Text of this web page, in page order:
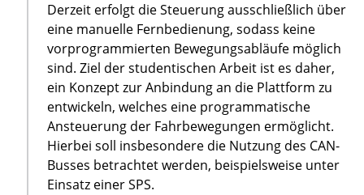
Derzeit erfolgt die Steuerung ausschließlich über
eine manuelle Fernbedienung, sodass keine
vorprogrammierten Bewegungsabläufe möglich
sind. Ziel der studentischen Arbeit ist es daher,
ein Konzept zur Anbindung an die Plattform zu
entwickeln, welches eine programmatische
Ansteuerung der Fahrbewegungen ermöglicht.
Hierbei soll insbesondere die Nutzung des CAN-
Busses betrachtet werden, beispielsweise unter
Einsatz einer SPS.